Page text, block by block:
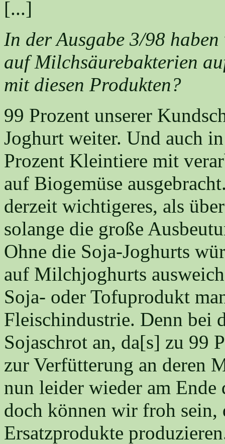
[...]
In der Ausgabe 3/98
auf Milchsäurebakterien
mit diesen Produkten?
99 Prozent unserer
Joghurt weiter. Und auch
Prozent Kleintiere mit
auf Biogemüse
derzeit wichtigeres, als
solange die große
Ohne die Soja-Joghurts
auf Milchjoghurts
Soja- oder Tofuprodukt
Fleischindustrie. Denn bei
Sojaschrot an, da[s] zu 99
zur Verfütterung an deren
nun leider wieder am
doch können wir froh sein,
Ersatzprodukte